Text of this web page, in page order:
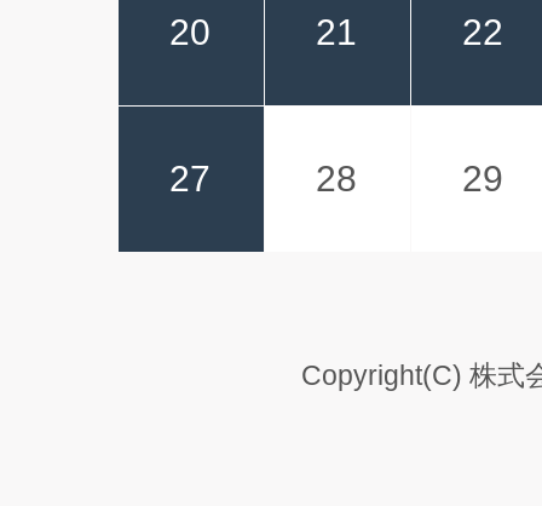
20 21 22
27 28 29
Copyright(C) 株式